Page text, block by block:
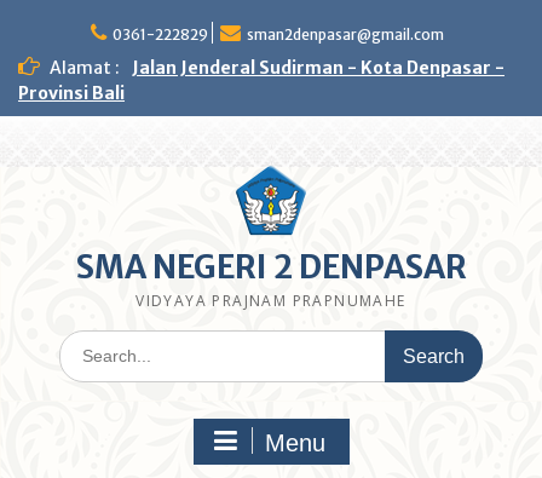
content
0361-222829 sman2denpasar@gmail.com
Alamat :
Jalan Jenderal Sudirman - Kota Denpasar -
Provinsi Bali
SMA NEGERI 2 DENPASAR
VIDYAYA PRAJNAM PRAPNUMAHE
Search
for:
Menu